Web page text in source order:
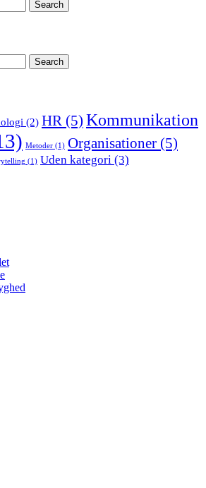
(2) HR (5) Kommunikation
Metoder (1) Organisationer (5)
(1) Uden kategori (3)